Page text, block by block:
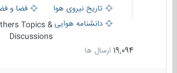
تاریخ نیروی هوایی
فضا و
دانشنامه هواییTopics &
Discussions
19,094 ارسال ها